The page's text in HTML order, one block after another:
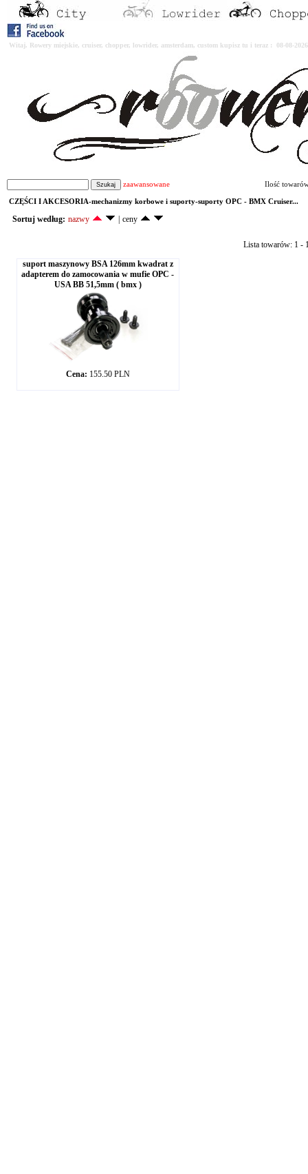
Witaj. Rowery miejskie, cruiser, chopper, lowrider, amsterdam, custom kupisz tu i teraz : 08-08-
zaawansowane Ilość
CZĘŚCI I AKCESORIA-mechanizmy korbowe i suporty-suporty OPC - BMX Cruiser...
Sortuj według: nazwy ceny
Lista towarów: 1 -
suport maszynowy BSA 126mm kwadrat z
adapterem do zamocowania w mufie OPC -
USA BB 51,5mm ( bmx )
Cena: 155.50 PLN